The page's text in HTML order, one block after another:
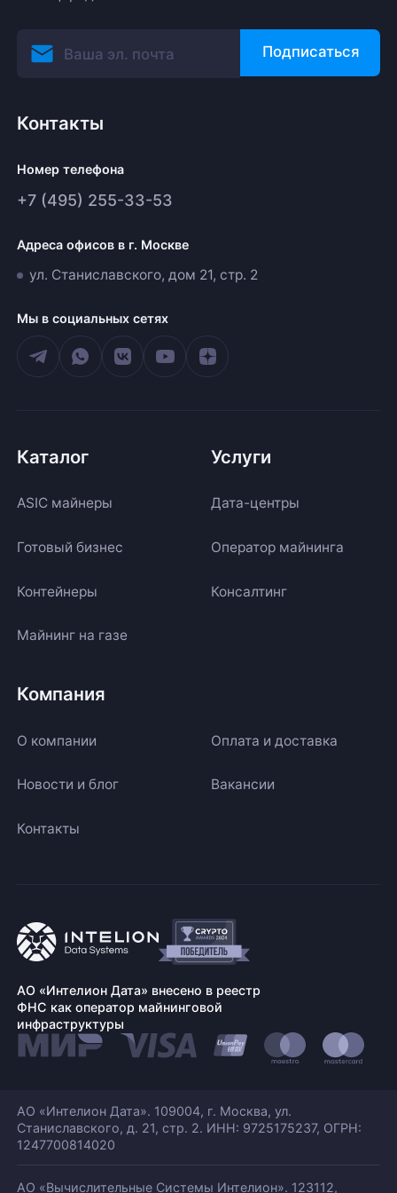
Желаете оставить отзыв?
Нам важно знать ваше мнение о популярном
Подписаться
Контакты
Номер телефона
+7 (495) 255-33-53
Адреса офисов в г. Москве
ул. Станиславского, дом 21, стр. 2
Мы в социальных сетях
Каталог
ASIC майнеры
Готовый бизнес
Контейнеры
Майнинг на газе
Услуги
Дата-центры
Оператор майнинга
Консалтинг
Компания
О компании Оплата и доставка
Новости и блог Вакансии
Контакты
АО «Интелион Дата» внесено в реестр
ФНС как оператор майнинговой
инфраструктуры
АО «Интелион Дата». 109004, г. Москва, ул.
Станиславского, д. 21, стр. 2. ИНН: 9725175237, ОГРН:
1247700814020
АО «Вычислительные Системы Интелион». 123112,